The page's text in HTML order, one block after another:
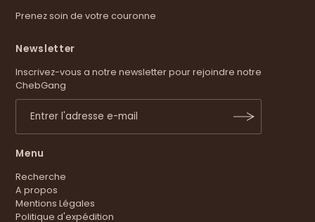
Prenez soin de votre couronne
Newsletter
Inscrivez-vous a notre newsletter pour rejoindre notre
ChebGang
Menu
Recherche
A propos
Mentions Légales
Politique d'expédition